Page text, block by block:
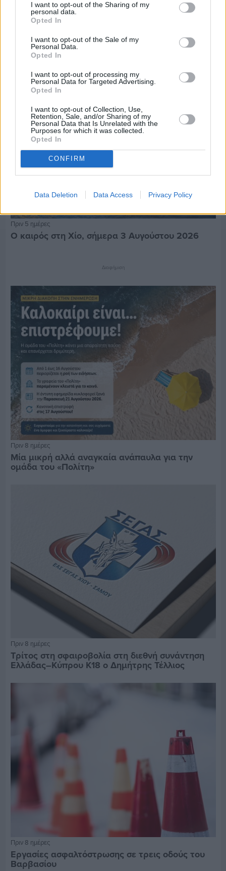
I want to opt-out of the Sharing of my
personal data.
Opted In
I want to opt-out of the Sale of my
Personal Data.
Opted In
I want to opt-out of processing my
Personal Data for Targeted Advertising.
Opted In
I want to opt-out of Collection, Use,
Retention, Sale, and/or Sharing of my
Personal Data that Is Unrelated with the
Purposes for which it was collected.
Opted In
CONFIRM
Data Deletion Data Access Privacy Policy
Πριν 5 ημέρες
70 χρόνια ιστορίας και συγκίνησης για το
Ανδρεάδειο Γυμνάσιο Βροντάδου
Πριν 5 ημέρες
Ο καιρός στη Χίο, σήμερα 3 Αυγούστου 2026
Διαφήμιση
Πριν 8 ημέρες
Μία μικρή αλλά αναγκαία ανάπαυλα για την
ομάδα του «Πολίτη»
Πριν 8 ημέρες
Τρίτος στη σφαιροβολία στη διεθνή συνάντηση
Ελλάδας–Κύπρου Κ18 ο Δημήτρης Τέλλιος
Πριν 8 ημέρες
Εργασίες ασφαλτόστρωσης σε τρεις οδούς του
Βαρβασίου